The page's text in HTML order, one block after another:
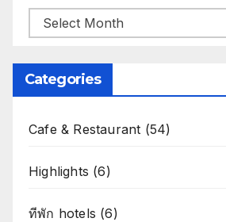
Archives
Categories
Cafe & Restaurant (54)
Highlights (6)
ทีพัก hotels (6)